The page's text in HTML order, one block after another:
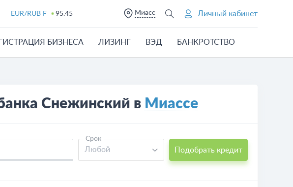
EUR/RUB F 95.45 Миасс Личный кабинет
БИЗНЕСА ЛИЗИНГ ВЭД БАНКРОТСТВО
Снежинский в Миассе
Срок
Любой Подобрать кредит